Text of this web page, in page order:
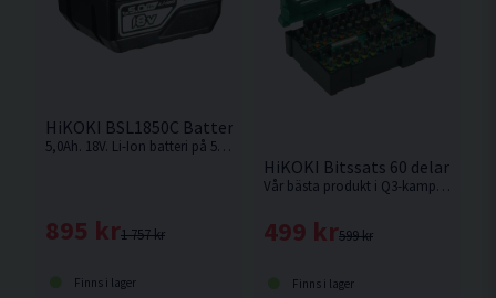
HiKOKI BSL1850C Batteri 18V (5,0Ah)
5,0Ah. 18V. Li-Ion batteri på 5,0Ah för 18V Sladdlösa Hikoki maskiner med Slide batterifäste.
1 757 kr
895 kr
Finns i lager
HiKOKI Bitssats 60 delar
Vår bästa produkt i Q3-kampanjen! En 60-delars bitssats tillsammans med den kraftfulla Hikoki DS18DD-skruvdragaren – ett oslagbart paket för alla typer av projekt. Ett erbjudande som ger dig exceptionellt mycket verktyg för pengarna. Levereras utan batteri och laddare.
599 kr
499 kr
Finns i lager